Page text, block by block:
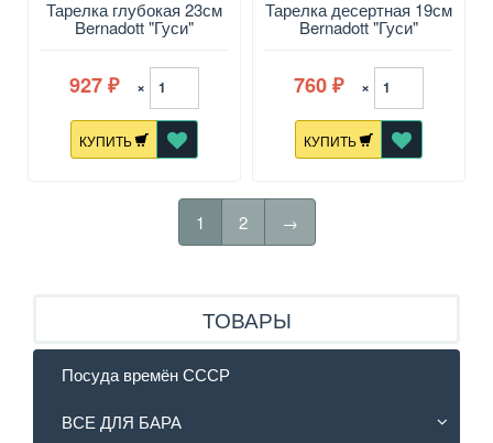
Тарелка глубокая 23см
Bernadott "Гуси"
927 ₽ ×
КУПИТЬ
Тарелка десертная 19см
Bernadott "Гуси"
760 ₽ ×
КУПИТЬ
1 2 →
ТОВАРЫ
Посуда времён СССР
ВСЕ ДЛЯ БАРА